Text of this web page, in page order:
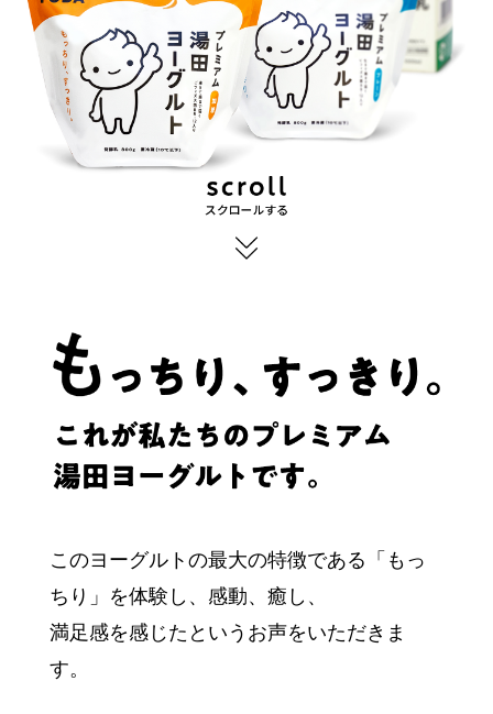
このヨーグルトの最大の特徴である「もっ
ちり」を体験し 、 感動、癒し、
満足感を感じたというお声をいただきま
す。